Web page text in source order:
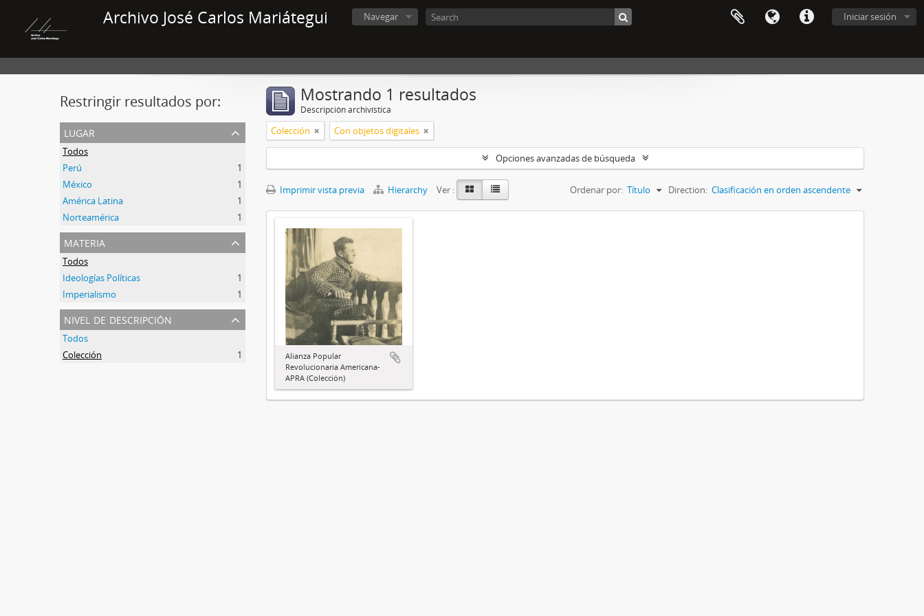
Archivo José Carlos Mariátegui Iniciar sesión
Navegar
Restringir resultados por:
lugar
Todos
Perú
1
México
1
América Latina
1
Norteamérica
1
materia
Todos
Ideologías Políticas
1
Imperialismo
1
nivel de descripción
Todos
Colección
1
Mostrando 1 resultados
Descripción archivística
Colección Con objetos digitales
Opciones avanzadas de búsqueda
Imprimir vista previa Hierarchy Ver : Ordenar por: Título Direction: Clasificación en orden ascendente
Alianza Popular
Revolucionaria Americana-
APRA (Colección)